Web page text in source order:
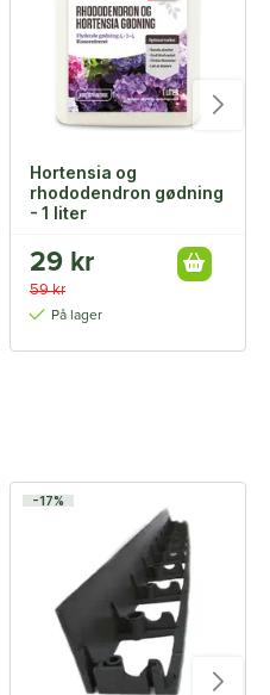
Hortensia og
rhododendron gødning
- 1 liter
29 kr
59 kr
På lager
-17%